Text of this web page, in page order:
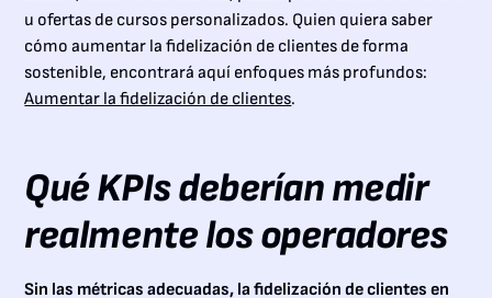
u ofertas de cursos personalizados. Quien quiera saber
cómo aumentar la fidelización de clientes de forma
sostenible, encontrará aquí enfoques más profundos:
Aumentar la fidelización de clientes.
Qué KPIs deberían medir
realmente los operadores
Sin las métricas adecuadas, la fidelización de clientes en